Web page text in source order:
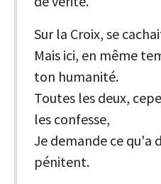
Sur la Croix, se
Mais ici, en même
ton humanité.
Toutes les deux,
les confesse,
Je demande ce qu'a
pénitent.